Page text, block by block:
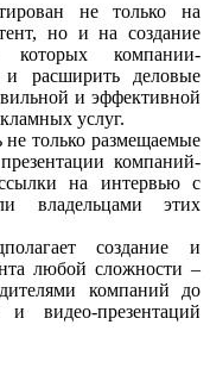
не только на
но и на создание
которых компании-
и расширить деловые
и эффективной
услуг.
только размещаемые
компаний-
на интервью с
владельцами этих
создание и
любой сложности –
компаний до
видео-презентаций